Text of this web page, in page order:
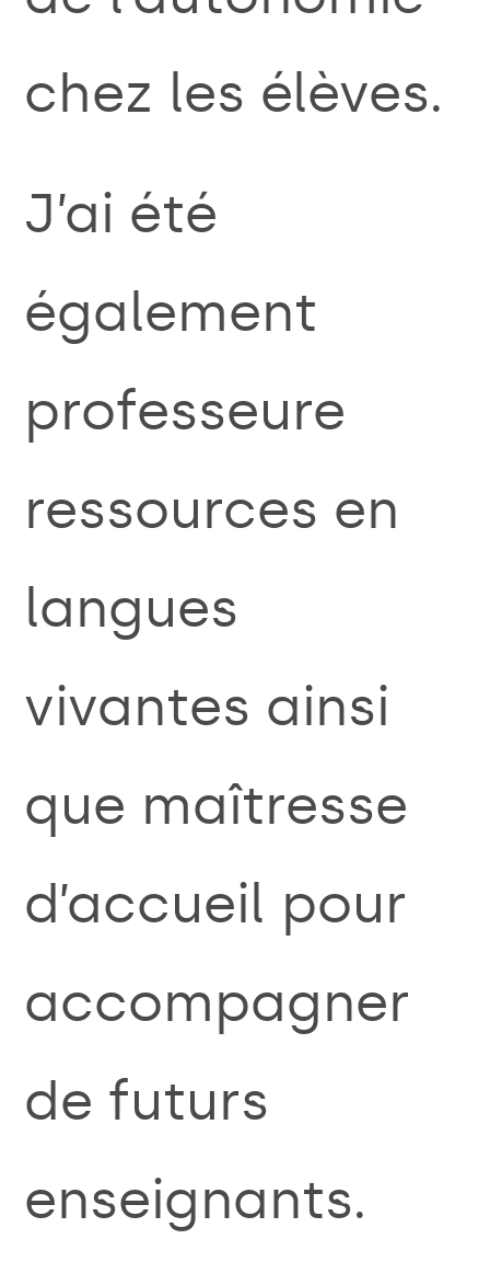
chez les élèves.
J’ai été
également
professeure
ressources en
langues
vivantes ainsi
que maîtresse
d’accueil pour
accompagner
de futurs
enseignants.